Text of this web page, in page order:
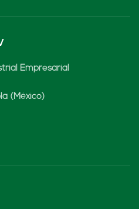
Empresarial
(México)